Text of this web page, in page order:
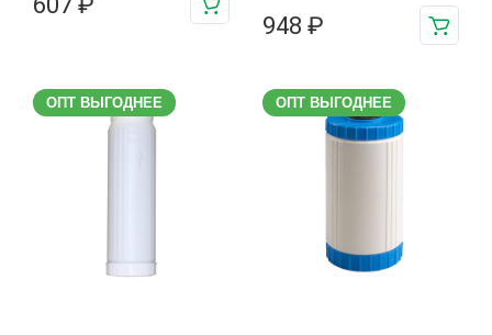
948 ₽
ОПТ ВЫГОДНЕЕ ОПТ ВЫГОДНЕЕ